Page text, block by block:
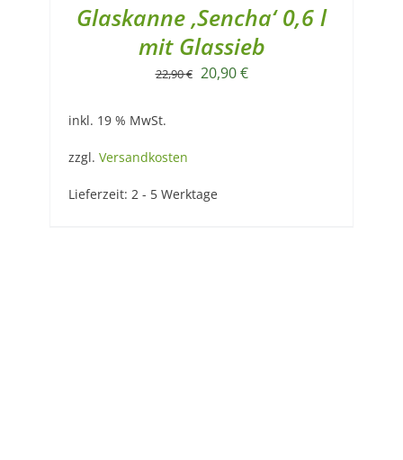
Glaskanne ‚Sencha‘ 0,6 l
mit Glassieb
22,90€ Ursprünglicher
20,90€Aktueller
inkl. 19 % MwSt.
zzgl. Versandkosten
Lieferzeit: 2 - 5 Werktage